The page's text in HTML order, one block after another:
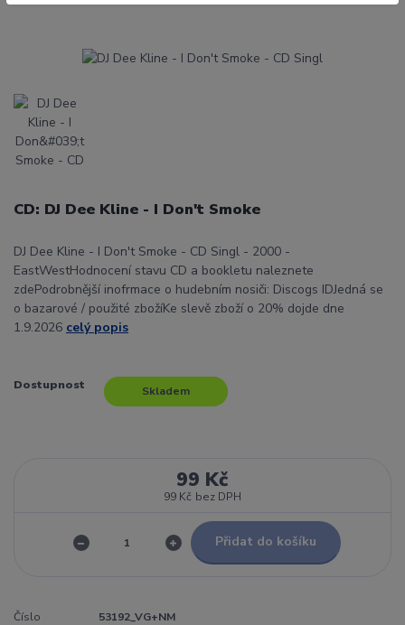
CD: DJ Dee Kline - I Don't Smoke
DJ Dee Kline - I Don't Smoke - CD Singl - 2000 -
EastWestHodnocení stavu CD a bookletu naleznete
zdePodrobnější inofrmace o hudebním nosiči: Discogs IDJedná se
o bazarové / použité zbožíKe slevě zboží o 20% dojde dne
1.9.2026 celý popis
Dostupnost Skladem
99 Kč
99 Kč bez DPH
Přidat do košíku
Číslo
53192_VG+NM